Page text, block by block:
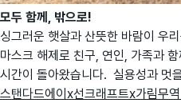
모두 함께, 밖으로!
싱그러운 햇살과 산뜻한 바람이 우
마스크 해제로 친구, 연인, 가족과
시간이 돌아왔습니다. 실용성과 멋
스탠다드에이x선크래프트x가림무